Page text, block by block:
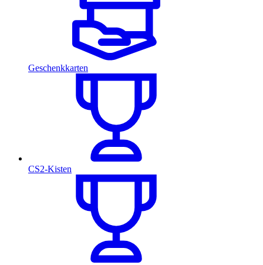
Geschenkkarten
CS2-Kisten